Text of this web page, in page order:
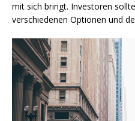
mit sich bringt. Investoren
verschiedenen Optionen und